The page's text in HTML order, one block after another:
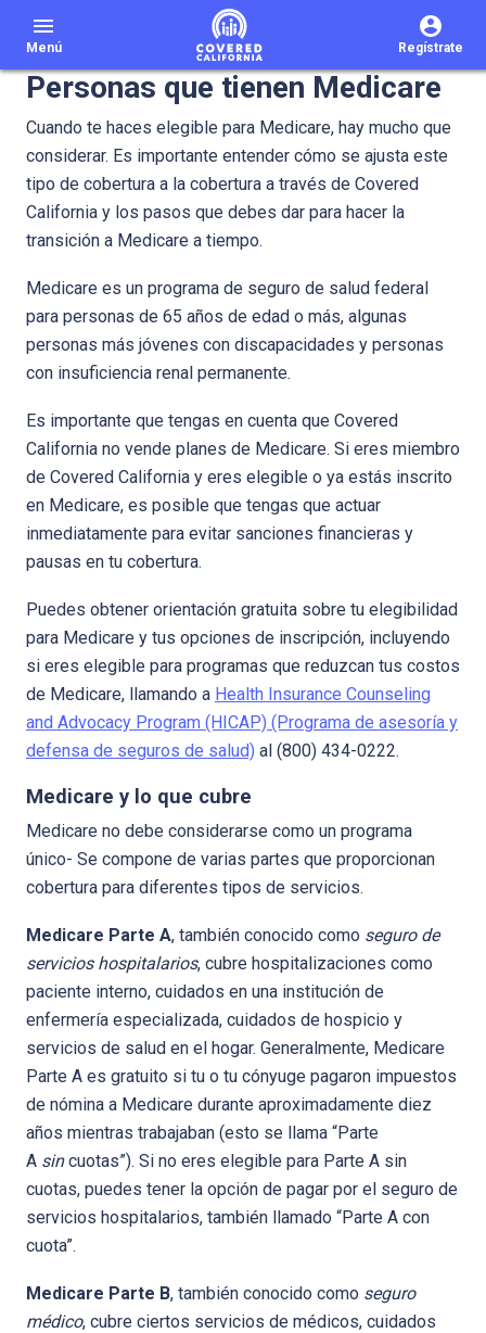
menu
Menú Regístrate
Personas que tienen Medicare
Cuando te haces elegible para Medicare, hay mucho que
considerar. Es importante entender cómo se ajusta este
tipo de cobertura a la cobertura a través de Covered
California y los pasos que debes dar para hacer la
transición a Medicare a tiempo.
Medicare es un programa de seguro de salud federal
para personas de 65 años de edad o más, algunas
personas más jóvenes con discapacidades y personas
con insuficiencia renal permanente.
Es importante que tengas en cuenta que Covered
California no vende planes de Medicare. Si eres miembro
de Covered California y eres elegible o ya estás inscrito
en Medicare, es posible que tengas que actuar
inmediatamente para evitar sanciones financieras y
pausas en tu cobertura.
Puedes obtener orientación gratuita sobre tu elegibilidad
para Medicare y tus opciones de inscripción, incluyendo
si eres elegible para programas que reduzcan tus costos
de Medicare, llamando a Health Insurance Counseling
and Advocacy Program (HICAP) (Programa de asesoría y
defensa de seguros de salud) al (800) 434-0222.
Medicare y lo que cubre
Medicare no debe considerarse como un programa
único- Se compone de varias partes que proporcionan
cobertura para diferentes tipos de servicios.
Medicare Parte A, también conocido como seguro de
servicios hospitalarios, cubre hospitalizaciones como
paciente interno, cuidados en una institución de
enfermería especializada, cuidados de hospicio y
servicios de salud en el hogar. Generalmente, Medicare
Parte A es gratuito si tu o tu cónyuge pagaron impuestos
de nómina a Medicare durante aproximadamente diez
años mientras trabajaban (esto se llama “Parte
A sincuotas”). Si no eres elegible para Parte A sin
cuotas, puedes tener la opción de pagar por el seguro de
servicios hospitalarios, también llamado “Parte A con
cuota”.
Medicare Parte B, también conocido como seguro
médico, cubre ciertos servicios de médicos, cuidados